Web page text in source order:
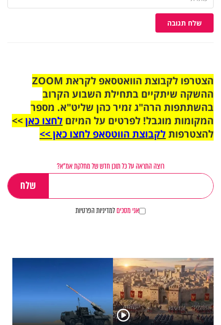
שלח תגובה
הצטרפו לקבוצת הוואטסאפ לקראת ZOOM
ההשקה שיתקיים בתחילת השבוע הקרוב
בהשתתפות הרה"ג זמיר כהן שליט"א. מספר
המקומות מוגבל! לפרטים על המיזם לחצו כאן>>
להצטרפותלקבוצת הווטסאפ לחצו כאן >>
רוצה התראה על כל תוכן חדש של מחלקת אמ"א?
אני מסכיםלמדיניות הפרטיות